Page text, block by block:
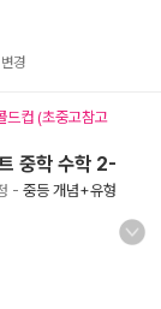
변경
드컵 (초중고참고
중학 수학 2-
- 중등 개념+유형